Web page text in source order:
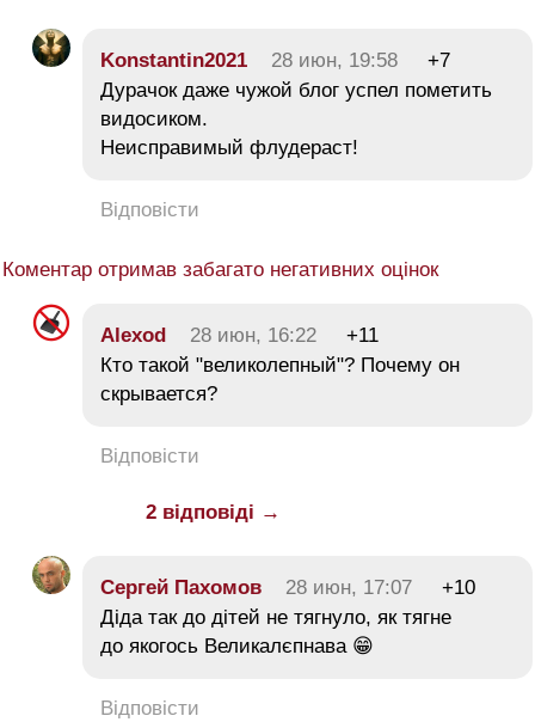
Konstantin2021 28 июн, 19:58
+7
Дурачок даже чужой блог успел пометить
видосиком.
Неисправимый флудераст!
Відповісти
Коментар отримав забагато негативних оцінок
Alexod 28 июн, 16:22
+11
Кто такой "великолепный"? Почему он
скрывается?
Відповісти
2 відповіді →
Сергей Пахомов 28 июн, 17:07
+10
Діда так до дітей не тягнуло, як тягне
до якогось Великалєпнава 😁
Відповісти